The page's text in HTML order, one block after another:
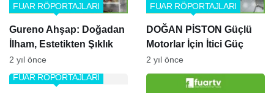
Gureno Ahşap: Doğadan
İlham, Estetikten Şıklık
FUAR RÖPORTAJLARI
2 yıl önce
DOĞAN PİSTON Güçlü
Motorlar İçin İtici Güç
FUAR RÖPORTAJLARI
2 yıl önce
FUAR RÖPORTAJLARI